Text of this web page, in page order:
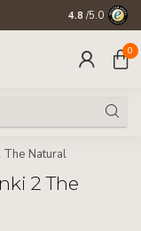
WELTWEITE
4.8 /5.0
0
The Natural
2 The